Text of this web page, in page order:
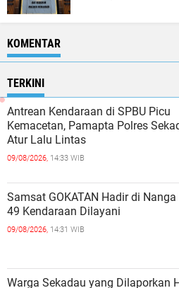
KOMENTAR
TERKINI
Antrean Kendaraan di SPBU Picu
Kemacetan, Pamapta Polres
Atur Lalu Lintas
09/08/2026, 14:33 WIB
Samsat GOKATAN Hadir di
49 Kendaraan Dilayani
09/08/2026, 14:31 WIB
Warga Sekadau yang Dilaporkan